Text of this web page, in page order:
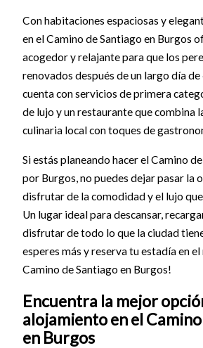
Con habitaciones espaciosas y
en el Camino de Santiago en Burgos
acogedor y relajante para que los
renovados después de un largo día
cuenta con servicios de primera
de lujo y un restaurante que combina
culinaria local con toques de
Si estás planeando hacer el Camino
por Burgos, no puedes dejar pasar la
disfrutar de la comodidad y el lujo
Un lugar ideal para descansar,
disfrutar de todo lo que la ciudad
esperes más y reserva tu estadía en
Camino de Santiago en Burgos!
Encuentra la mejor
alojamiento en el
en Burgos